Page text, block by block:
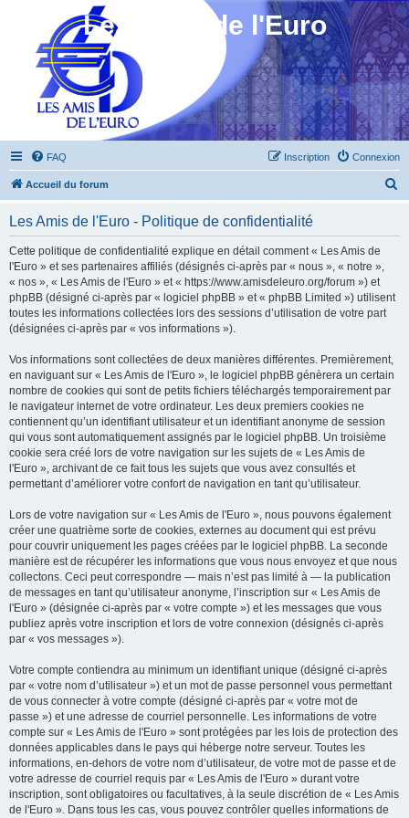
Les Amis de l'Euro
FAQ Connexion
Inscription
Accueil du forum
Les Amis de l'Euro - Politique de confidentialité
Cette politique de confidentialité explique en détail comment « Les Amis de
l'Euro » et ses partenaires affiliés (désignés ci-après par « nous », « notre »,
« nos », « Les Amis de l'Euro » et « https://www.amisdeleuro.org/forum ») et
phpBB (désigné ci-après par « logiciel phpBB » et « phpBB Limited ») utilisent
toutes les informations collectées lors des sessions d’utilisation de votre part
(désignées ci-après par « vos informations »).
Vos informations sont collectées de deux manières différentes. Premièrement,
en naviguant sur « Les Amis de l'Euro », le logiciel phpBB génèrera un certain
nombre de cookies qui sont de petits fichiers téléchargés temporairement par
le navigateur internet de votre ordinateur. Les deux premiers cookies ne
contiennent qu’un identifiant utilisateur et un identifiant anonyme de session
qui vous sont automatiquement assignés par le logiciel phpBB. Un troisième
cookie sera créé lors de votre navigation sur les sujets de « Les Amis de
l'Euro », archivant de ce fait tous les sujets que vous avez consultés et
permettant d’améliorer votre confort de navigation en tant qu’utilisateur.
Lors de votre navigation sur « Les Amis de l'Euro », nous pouvons également
créer une quatrième sorte de cookies, externes au document qui est prévu
pour couvrir uniquement les pages créées par le logiciel phpBB. La seconde
manière est de récupérer les informations que vous nous envoyez et que nous
collectons. Ceci peut correspondre — mais n’est pas limité à — la publication
de messages en tant qu’utilisateur anonyme, l’inscription sur « Les Amis de
l'Euro » (désignée ci-après par « votre compte ») et les messages que vous
publiez après votre inscription et lors de votre connexion (désignés ci-après
par « vos messages »).
Votre compte contiendra au minimum un identifiant unique (désigné ci-après
par « votre nom d’utilisateur ») et un mot de passe personnel vous permettant
de vous connecter à votre compte (désigné ci-après par « votre mot de
passe ») et une adresse de courriel personnelle. Les informations de votre
compte sur « Les Amis de l'Euro » sont protégées par les lois de protection des
données applicables dans le pays qui héberge notre serveur. Toutes les
informations, en-dehors de votre nom d’utilisateur, de votre mot de passe et de
votre adresse de courriel requis par « Les Amis de l'Euro » durant votre
inscription, sont obligatoires ou facultatives, à la seule discrétion de « Les Amis
de l'Euro ». Dans tous les cas, vous pouvez contrôler quelles informations de